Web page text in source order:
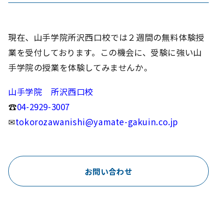
現在、山手学院所沢西口校では２週間の無料体験授
業を受付しております。この機会に、受験に強い山
手学院の授業を体験してみませんか。
山手学院 所沢西口校
☎04-2929-3007
✉tokorozawanishi@yamate-gakuin.co.jp
お問い合わせ